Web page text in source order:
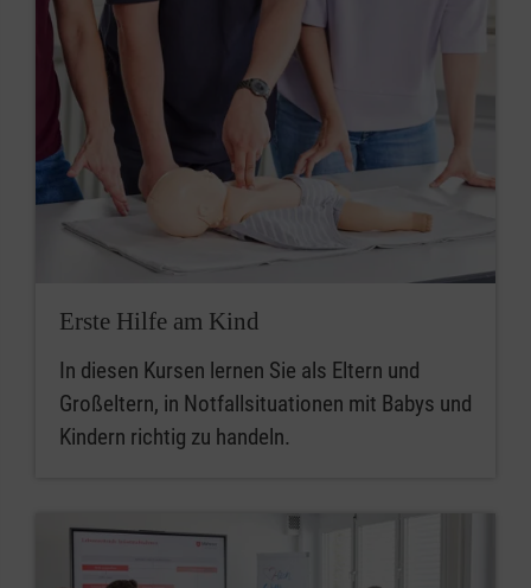
Erste Hilfe am Kind
In diesen Kursen lernen Sie als Eltern und
Großeltern, in Notfallsituationen mit Babys und
Kindern richtig zu handeln.